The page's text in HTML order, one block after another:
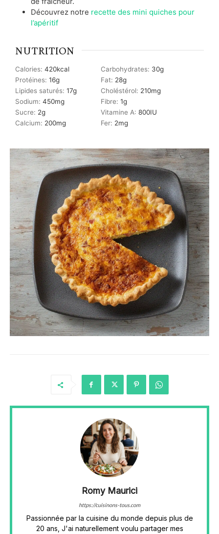
Découvrez notre recette des mini quiches pour
l’apéritif
NUTRITION
Calories: 420kcal Carbohydrates: 30g
Protéines: 16g Fat: 28g
Lipides saturés: 17g Choléstérol: 210mg
Sodium: 450mg Fibre: 1g
Sucre: 2g Vitamine A: 800IU
Calcium: 200mg Fer: 2mg
Romy Maurici
https://cuisinons-tous.com
Passionnée par la cuisine du monde depuis plus de
20 ans, J'ai naturellement voulu partager mes